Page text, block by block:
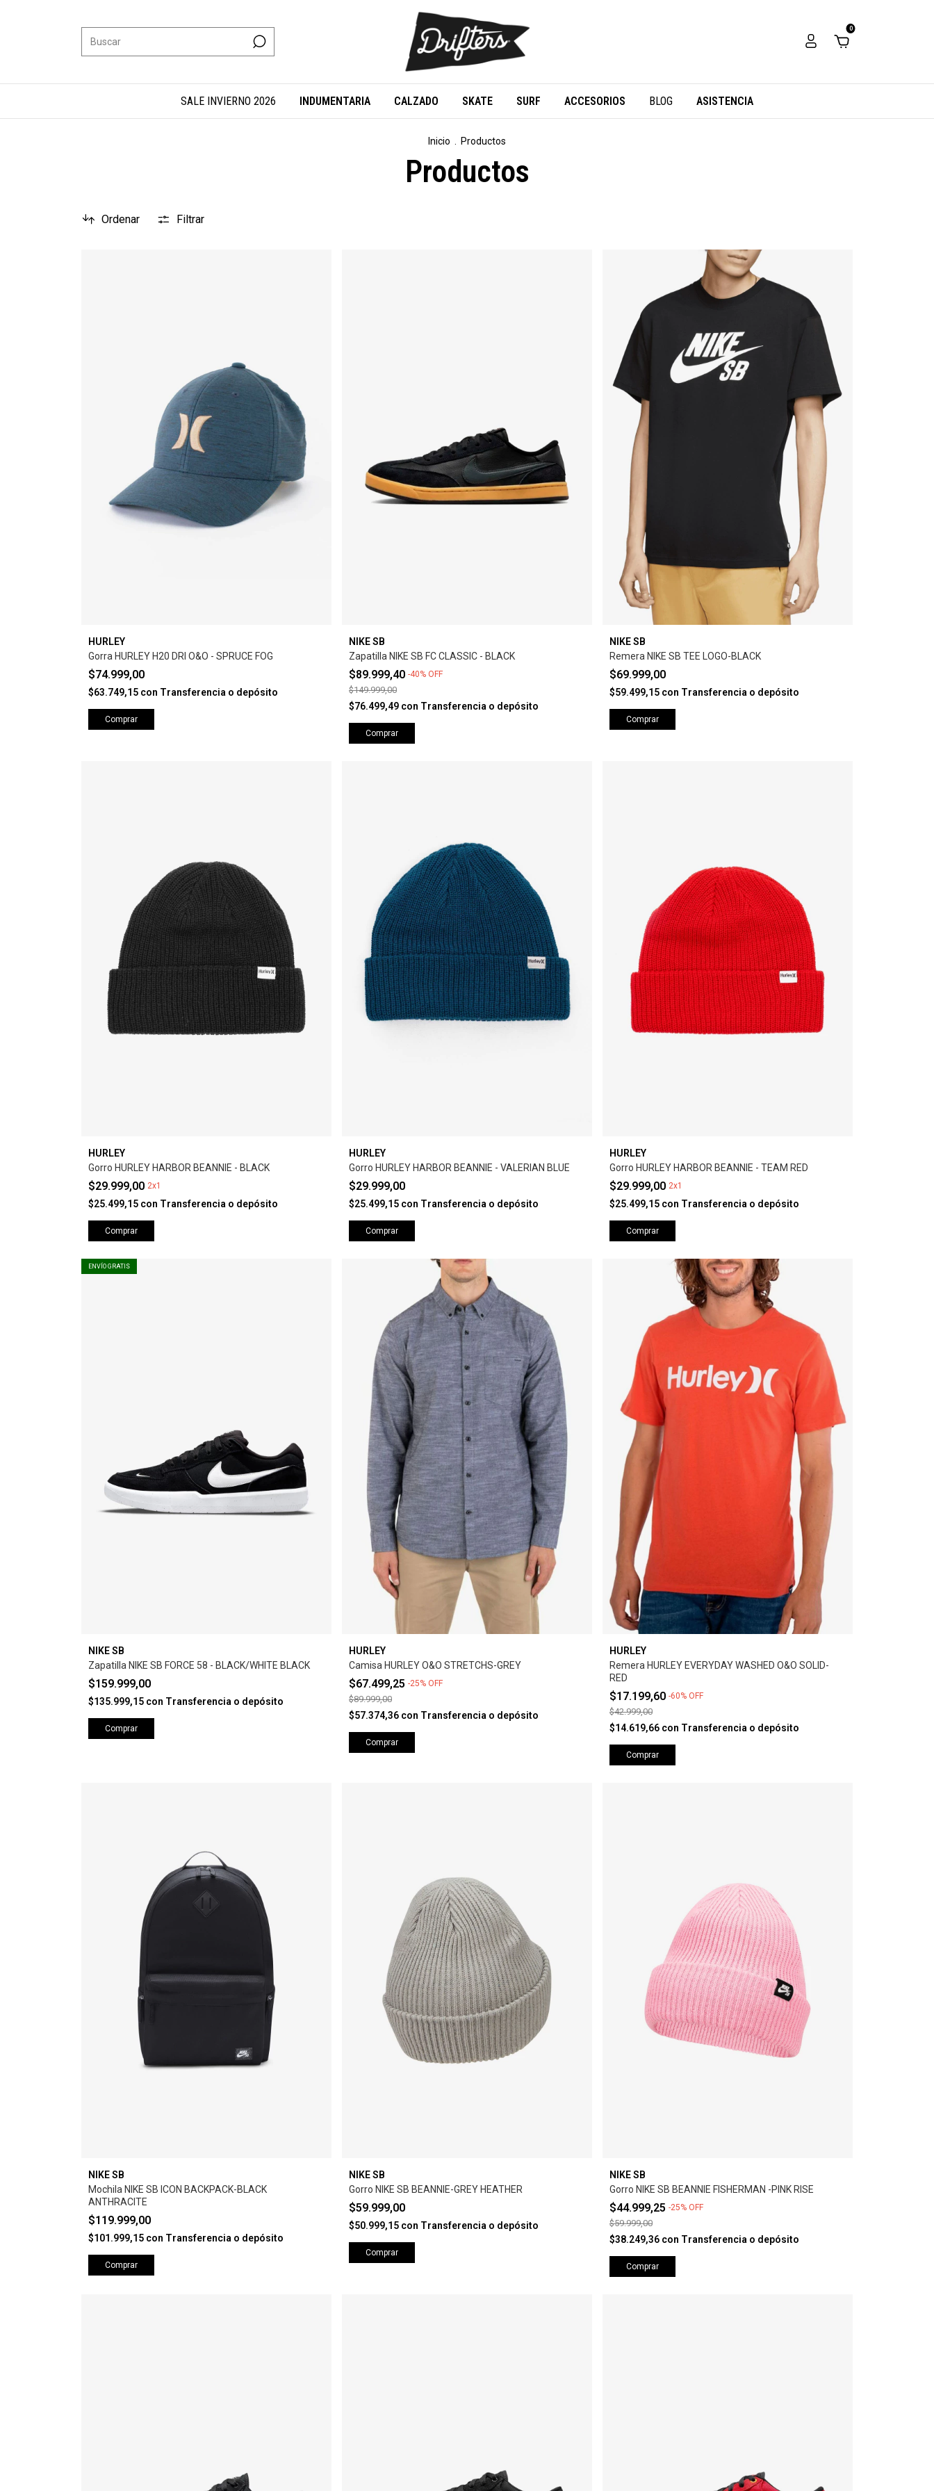
0
SALE INVIERNO 2026 INDUMENTARIA CALZADO SKATE SURF ACCESORIOS BLOG ASISTENCIA
Inicio Productos
Productos
Ordenar Filtrar
HURLEY
Gorra HURLEY H20 DRI O&O - SPRUCE FOG
$74.999,00
$63.749,15 con Transferencia o depósito
Comprar
NIKE SB
Zapatilla NIKE SB FC CLASSIC - BLACK
$89.999,40 -40% OFF
$149.999,00
$76.499,49 con Transferencia o depósito
Comprar
NIKE SB
Remera NIKE SB TEE LOGO-BLACK
$69.999,00
$59.499,15 con Transferencia o depósito
Comprar
HURLEY
Gorro HURLEY HARBOR BEANNIE - BLACK
$29.999,00 2x1
$25.499,15 con Transferencia o depósito
Comprar
HURLEY
Gorro HURLEY HARBOR BEANNIE - VALERIAN BLUE
$29.999,00
$25.499,15 con Transferencia o depósito
Comprar
HURLEY
Gorro HURLEY HARBOR BEANNIE - TEAM RED
$29.999,00 2x1
$25.499,15 con Transferencia o depósito
Comprar
ENVÍO GRATIS
NIKE SB
Zapatilla NIKE SB FORCE 58 - BLACK/WHITE BLACK
$159.999,00
$135.999,15 con Transferencia o depósito
Comprar
HURLEY
Camisa HURLEY O&O STRETCHS-GREY
$67.499,25 -25% OFF
$89.999,00
$57.374,36 con Transferencia o depósito
Comprar
HURLEY
Remera HURLEY EVERYDAY WASHED O&O SOLID-
RED
$17.199,60 -60% OFF
$42.999,00
$14.619,66 con Transferencia o depósito
Comprar
NIKE SB
Mochila NIKE SB ICON BACKPACK-BLACK
ANTHRACITE
$119.999,00
$101.999,15 con Transferencia o depósito
Comprar
NIKE SB
Gorro NIKE SB BEANNIE-GREY HEATHER
$59.999,00
$50.999,15 con Transferencia o depósito
Comprar
NIKE SB
Gorro NIKE SB BEANNIE FISHERMAN -PINK RISE
$44.999,25 -25% OFF
$59.999,00
$38.249,36 con Transferencia o depósito
Comprar